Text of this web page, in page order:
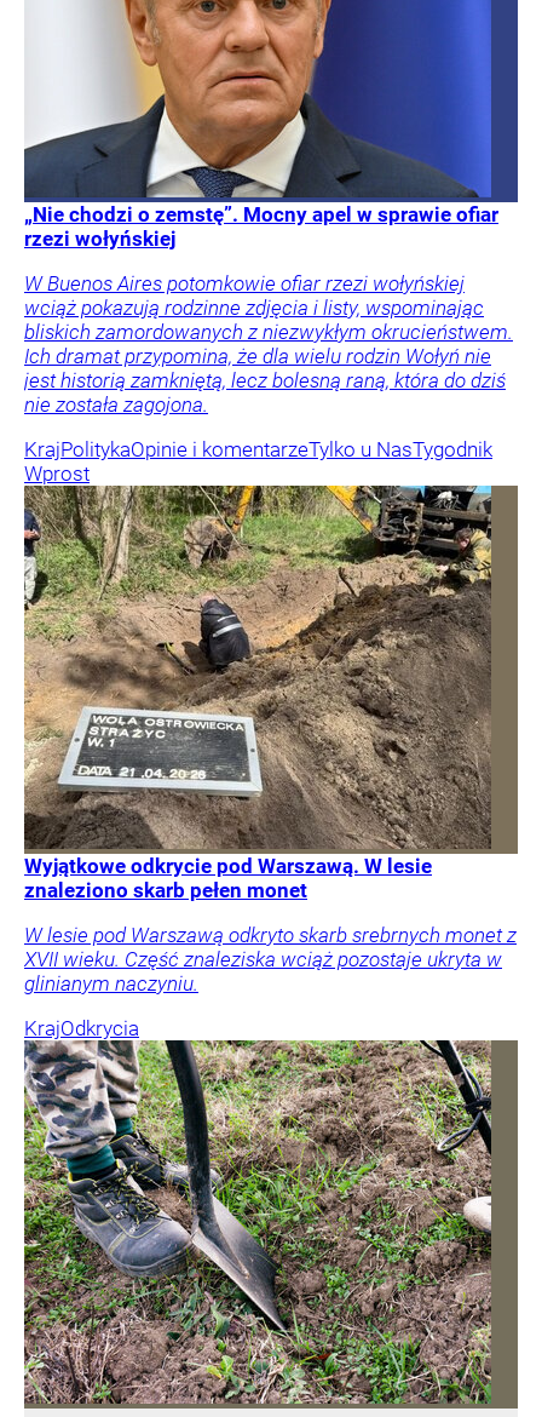
„Nie chodzi o zemstę”. Mocny apel w sprawie ofiar
rzezi wołyńskiej
W Buenos Aires potomkowie ofiar rzezi wołyńskiej
wciąż pokazują rodzinne zdjęcia i listy, wspominając
bliskich zamordowanych z niezwykłym okrucieństwem.
Ich dramat przypomina, że dla wielu rodzin Wołyń nie
jest historią zamkniętą, lecz bolesną raną, która do dziś
nie została zagojona.
KrajPolitykaOpinie i komentarzeTylko u NasTygodnik
Wprost
Wyjątkowe odkrycie pod Warszawą. W lesie
znaleziono skarb pełen monet
W lesie pod Warszawą odkryto skarb srebrnych monet z
XVII wieku. Część znaleziska wciąż pozostaje ukryta w
glinianym naczyniu.
KrajOdkrycia